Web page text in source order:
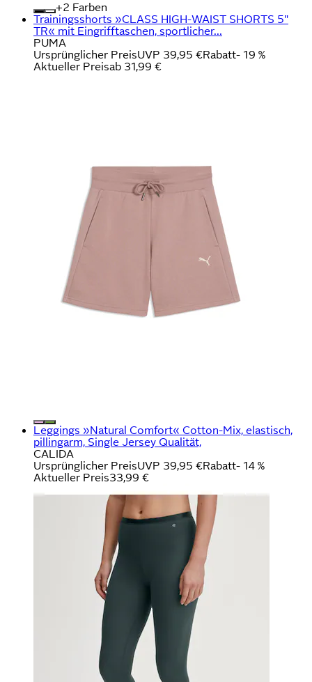
+
Farben
Trainingsshorts »CLASS HIGH-WAIST SHORTS 5"
TR« mit Eingrifftaschen, sportlicher...
PUMA
Ursprünglicher PreisUVP 39,95 €Rabatt- 19 %
Aktueller Preisab 31,99 €
Leggings »Natural Comfort« Cotton-Mix, elastisch,
pillingarm, Single Jersey Qualität,
CALIDA
Ursprünglicher PreisUVP 39,95 €Rabatt- 14 %
Aktueller Preis33,99 €